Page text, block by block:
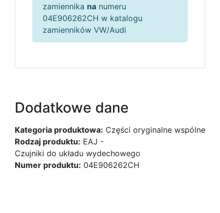
zamiennika na numeru
04E906262CH w katalogu
zamienników VW/Audi
Dodatkowe dane
Kategoria produktowa: Części oryginalne wspólne
Rodzaj produktu: EAJ -
Czujniki do układu wydechowego
Numer produktu: 04E906262CH